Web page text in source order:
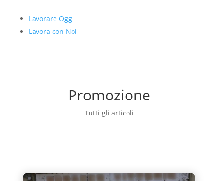
Lavorare Oggi
Lavora con Noi
Promozione
Tutti gli articoli